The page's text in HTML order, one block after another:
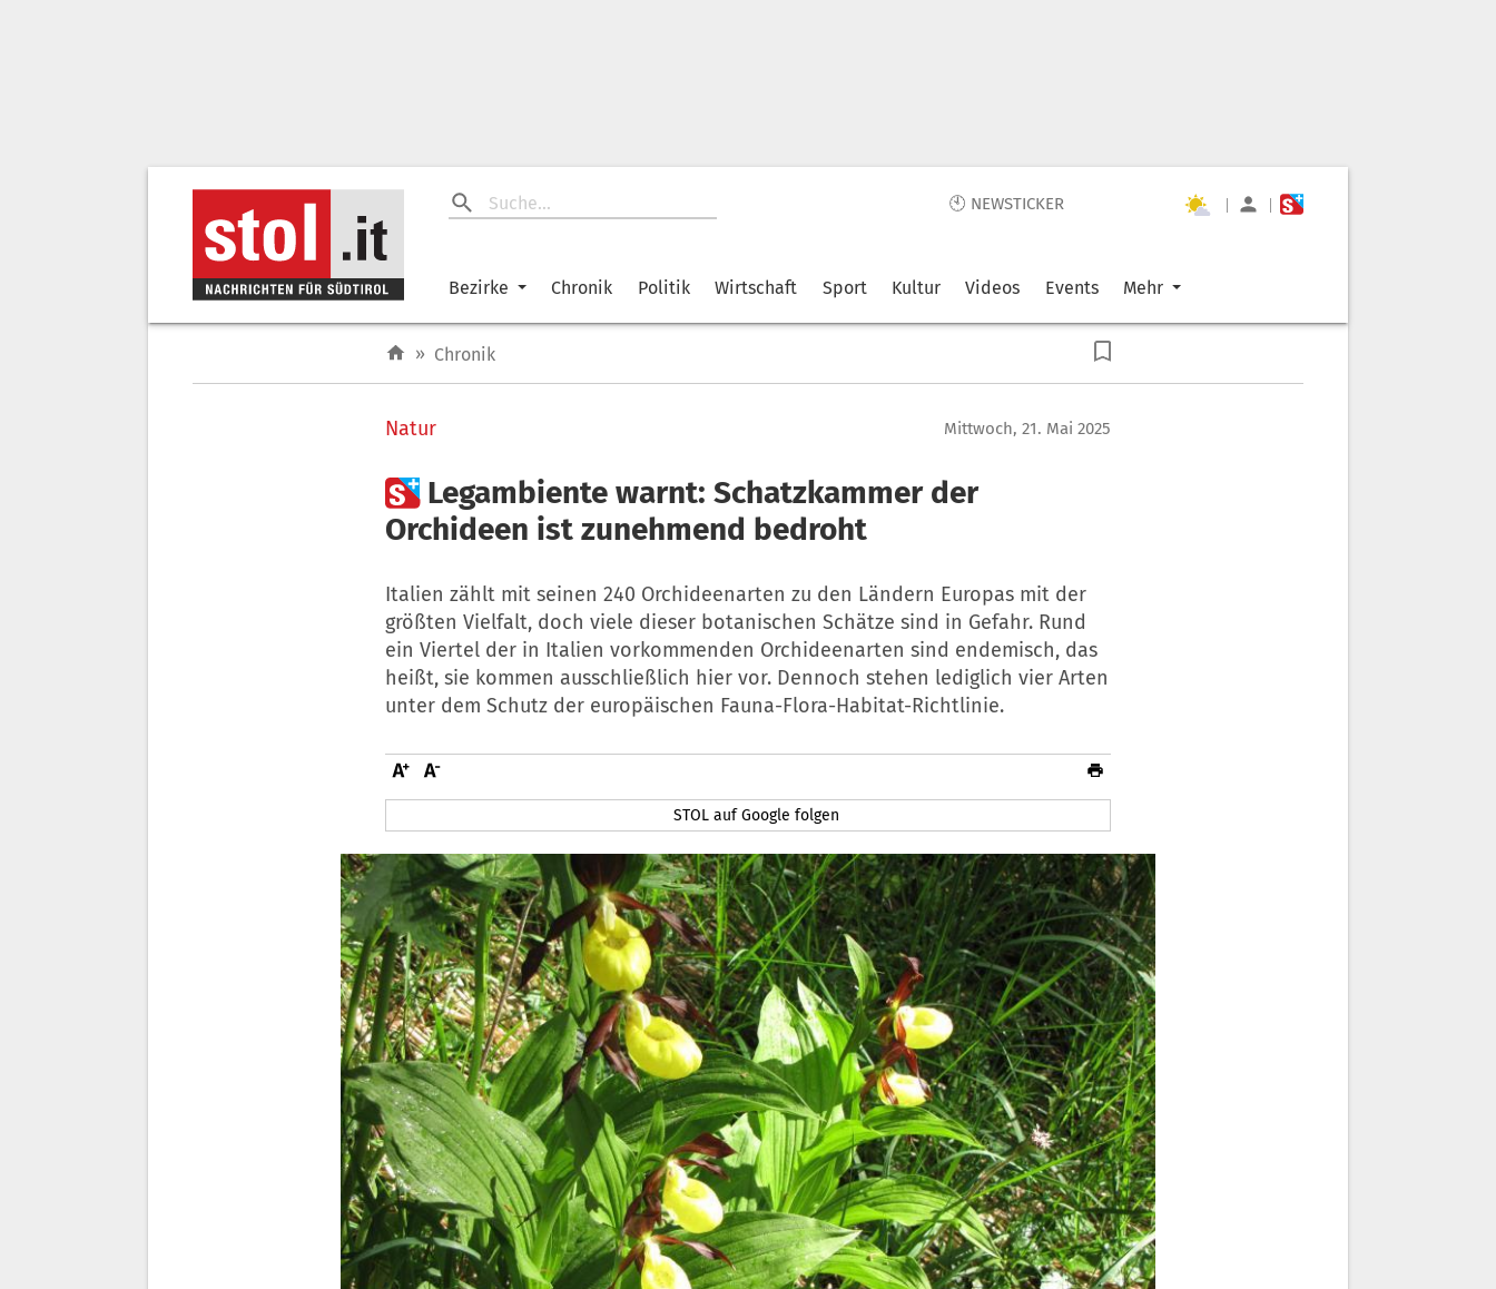
🕙 NEWSTICKER | |
Bezirke Chronik Politik Wirtschaft Sport Kultur Videos Events Mehr
» Chronik
Natur Mittwoch, 21. Mai 2025
 Legambiente warnt: Schatzkammer der
Orchideen ist zunehmend bedroht
Italien zählt mit seinen 240 Orchideenarten zu den Ländern Europas mit der
größten Vielfalt, doch viele dieser botanischen Schätze sind in Gefahr. Rund
ein Viertel der in Italien vorkommenden Orchideenarten sind endemisch, das
heißt, sie kommen ausschließlich hier vor. Dennoch stehen lediglich vier Arten
unter dem Schutz der europäischen Fauna-Flora-Habitat-Richtlinie.
STOL auf Google folgen